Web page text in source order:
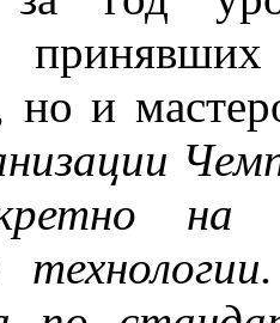
но и
на